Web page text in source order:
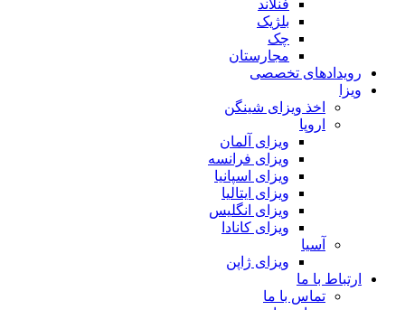
فنلاند
بلژیک
چک
مجارستان
رویدادهای تخصصی
ویزا
اخذ ویزای شینگن
اروپا
ویزای آلمان
ویزای فرانسه
ویزای اسپانیا
ویزای ایتالیا
ویزای انگلیس
ویزای کانادا
آسیا
ویزای ژاپن
ارتباط با ما
تماس با ما